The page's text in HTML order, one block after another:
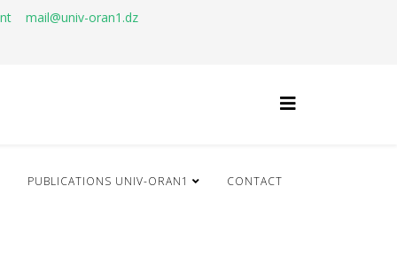
mail@univ-oran1.dz
PUBLICATIONS UNIV-ORAN1 CONTACT